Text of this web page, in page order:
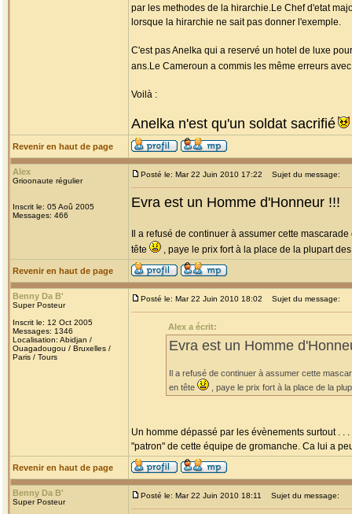
par les methodes de la hirarchie.Le Chef d'etat
lorsque la hirarchie ne sait pas donner l'exemple.
C'est pas Anelka qui a reservé un hotel de luxe
ans.Le Cameroun a commis les même erreurs
Voilà :
Anelka n'est qu'un soldat sacrifié
Revenir en haut de page
Alex
Grioonaute régulier
Inscrit le: 05 Aoû 2005
Messages: 466
Posté le: Mar 22 Juin 2010 17:22 Sujet du message:
Evra est un Homme d'Honneur !!!
Il a refusé de continuer à assumer cette
tête
, paye le prix fort à la place de la plupart
Revenir en haut de page
Benny Da B'
Super Posteur
Inscrit le: 12 Oct 2005
Messages: 1346
Localisation: Abidjan /
Ouagadougou / Bruxelles /
Paris / Tours
Posté le: Mar 22 Juin 2010 18:02 Sujet du message:
Alex a écrit:
Evra est un Homme
Il a refusé de continuer à assumer cette
en tête
, paye le prix fort à la place de la
Un homme dépassé par les évènements surtout .
"patron" de cette équipe de gromanche. Ca lui a
Revenir en haut de page
Benny Da B'
Super Posteur
Posté le: Mar 22 Juin 2010 18:11 Sujet du message: